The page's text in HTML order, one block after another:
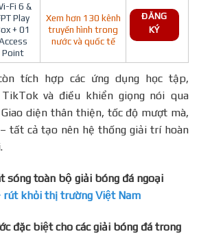
Fi 6 &
Play
+ 01
Point
Xem hơn 130 kênh
truyền hình trong
nước và quốc tế
ĐĂNG
KÝ
tích hợp các ứng dụng học tập,
TikTok và điều khiển giọng nói qua
diện thân thiện, tốc độ mượt mà,
tất cả tạo nên hệ thống giải trí hoàn
sóng toàn bộ giải bóng đá ngoại
rút khỏi thị trường Việt Nam
đặc biệt cho các giải bóng đá trong